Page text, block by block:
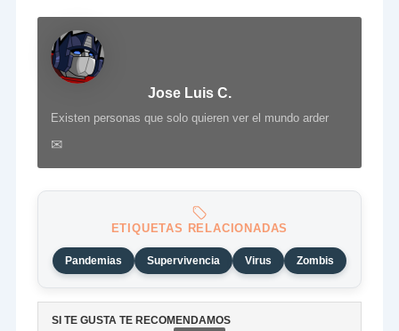
Jose Luis C.
Existen personas que solo quieren ver el mundo arder
✉
ETIQUETAS RELACIONADAS
Pandemias Supervivencia Virus Zombis
SI TE GUSTA TE RECOMENDAMOS